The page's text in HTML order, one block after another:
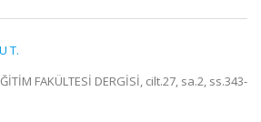
T.
FAKÜLTESİ DERGİSİ, cilt.27, sa.2, ss.343-